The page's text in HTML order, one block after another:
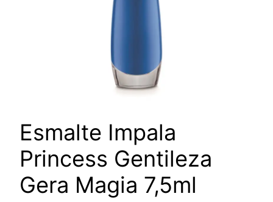
Esmalte Impala
Princess Gentileza
Gera Magia 7,5ml